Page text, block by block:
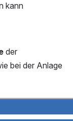
kann
der
bei der Anlage